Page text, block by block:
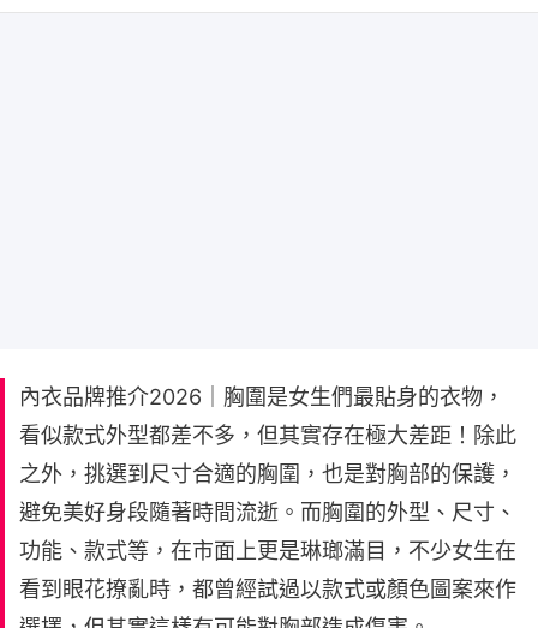
內衣品牌推介2026｜胸圍是女生們最貼身的衣物，
看似款式外型都差不多，但其實存在極大差距！除此
之外，挑選到尺寸合適的胸圍，也是對胸部的保護，
避免美好身段隨著時間流逝。而胸圍的外型、尺寸、
功能、款式等，在市面上更是琳瑯滿目，不少女生在
看到眼花撩亂時，都曾經試過以款式或顏色圖案來作